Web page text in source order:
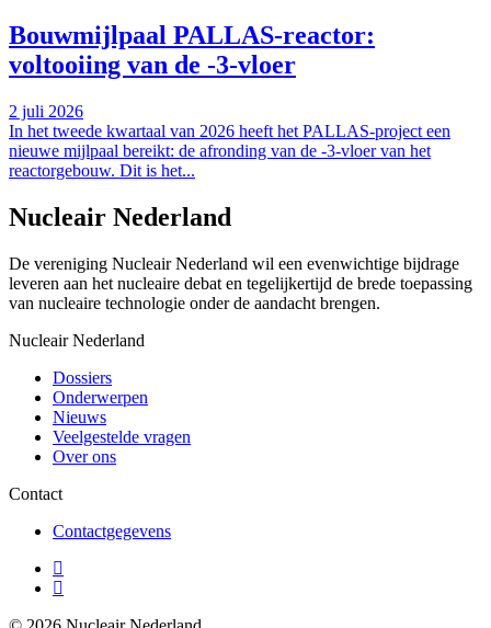
Bouwmijlpaal PALLAS-reactor:
voltooiing van de -3-vloer
2 juli 2026
In het tweede kwartaal van 2026 heeft het PALLAS-project een
nieuwe mijlpaal bereikt: de afronding van de -3-vloer van het
reactorgebouw. Dit is het...
Nucleair Nederland
De vereniging Nucleair Nederland wil een evenwichtige bijdrage
leveren aan het nucleaire debat en tegelijkertijd de brede toepassing
van nucleaire technologie onder de aandacht brengen.
Nucleair Nederland
Dossiers
Onderwerpen
Nieuws
Veelgestelde vragen
Over ons
Contact
Contactgegevens